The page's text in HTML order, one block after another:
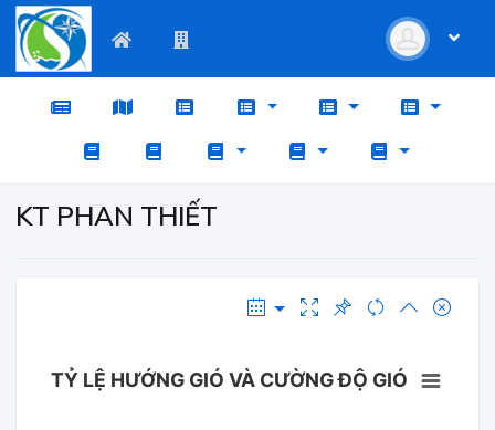
KT PHAN THIẾT
TỶ LỆ HƯỚNG GIÓ VÀ CƯỜNG ĐỘ GIÓ